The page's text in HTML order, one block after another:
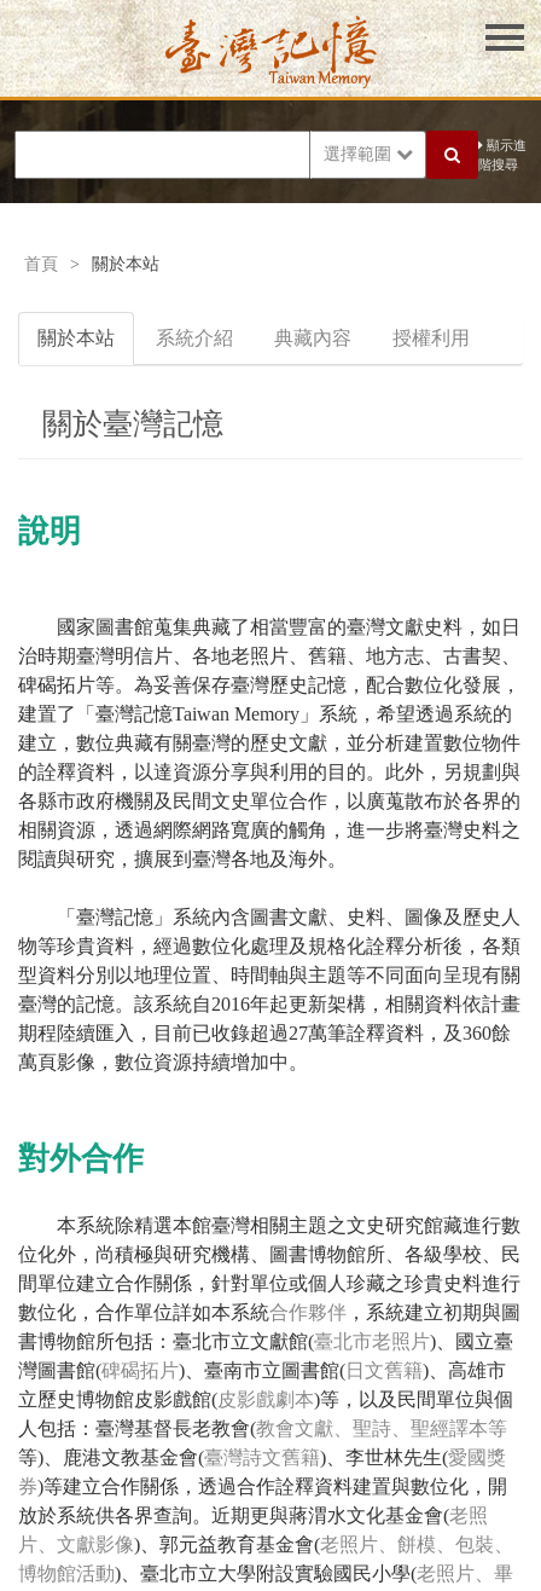
選擇範圍
顯示進
階搜尋
首頁 > 關於本站
關於本站 系統介紹 典藏內容 授權利用
關於臺灣記憶
說明
國家圖書館蒐集典藏了相當豐富的臺灣文獻史料，如日
治時期臺灣明信片、各地老照片、舊籍、地方志、古書契、
碑碣拓片等。為妥善保存臺灣歷史記憶，配合數位化發展，
建置了「臺灣記憶Taiwan Memory」系統，希望透過系統的
建立，數位典藏有關臺灣的歷史文獻，並分析建置數位物件
的詮釋資料，以達資源分享與利用的目的。此外，另規劃與
各縣市政府機關及民間文史單位合作，以廣蒐散布於各界的
相關資源，透過網際網路寬廣的觸角，進一步將臺灣史料之
閱讀與研究，擴展到臺灣各地及海外。
「臺灣記憶」系統內含圖書文獻、史料、圖像及歷史人
物等珍貴資料，經過數位化處理及規格化詮釋分析後，各類
型資料分別以地理位置、時間軸與主題等不同面向呈現有關
臺灣的記憶。該系統自2016年起更新架構，相關資料依計畫
期程陸續匯入，目前已收錄超過27萬筆詮釋資料，及360餘
萬頁影像，數位資源持續增加中。
對外合作
本系統除精選本館臺灣相關主題之文史研究館藏進行數
位化外，尚積極與研究機構、圖書博物館所、各級學校、民
間單位建立合作關係，針對單位或個人珍藏之珍貴史料進行
數位化，合作單位詳如本系統合作夥伴 ，系統建立初期與圖
書博物館所包括：臺北市立文獻館(臺北市老照片)、國立臺
灣圖書館(碑碣拓片)、臺南市立圖書館(日文舊籍)、高雄市
立歷史博物館皮影戲館(皮影戲劇本)等，以及民間單位與個
人包括：臺灣基督長老教會(教會文獻、聖詩、聖經譯本等
等)、鹿港文教基金會(臺灣詩文舊籍)、李世林先生(愛國獎
券)等建立合作關係，透過合作詮釋資料建置與數位化，開
放於系統供各界查詢。近期更與蔣渭水文化基金會(老照
片、文獻影像)、郭元益教育基金會(老照片、餅模、包裝、
博物館活動)、臺北市立大學附設實驗國民小學(老照片、畢